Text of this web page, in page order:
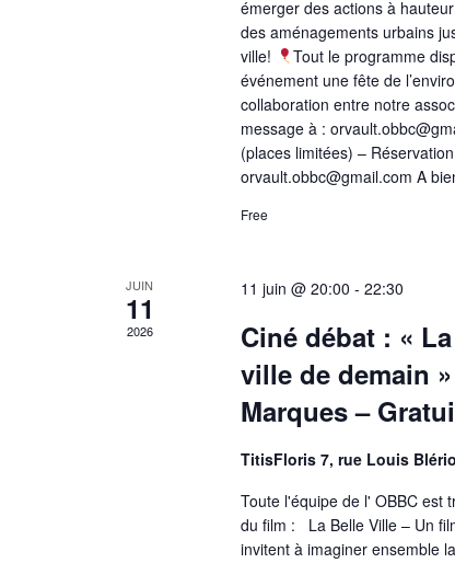
émerger des actions à
des aménagements urbains
ville!
Tout le programme
événement une fête de
collaboration entre notre
message à :
(places limitées) –
orvault.obbc@gmail.com A
Free
JUIN
11
2026
11 juin @ 20:00 - 22:30
Ciné débat : «
ville de demain
Marques –
TitisFloris 7, rue Louis
Toute l'équipe de l' OBBC est
du film : La Belle Ville – Un
invitent à imaginer ensemble